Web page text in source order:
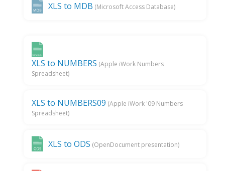
XLS to MDB (Microsoft Access Database)
XLS to NUMBERS (Apple iWork Numbers
Spreadsheet)
XLS to NUMBERS09 (Apple iWork '09 Numbers
Spreadsheet)
XLS to ODS (OpenDocument presentation)